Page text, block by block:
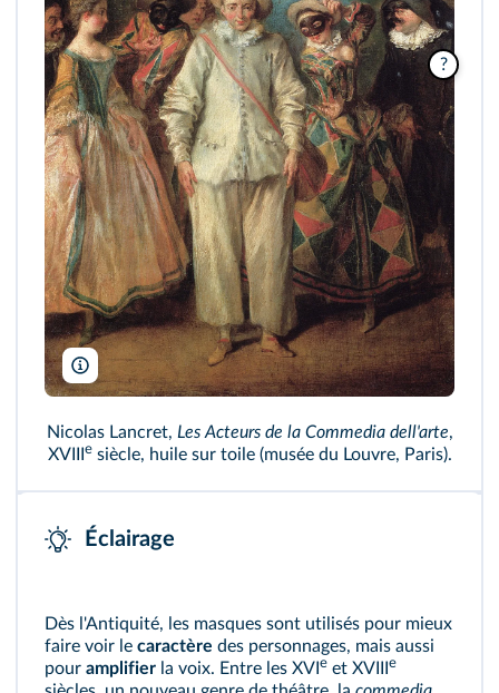
?
Bridgeman
Nicolas Lancret, Les Acteurs de la Commedia dell'arte,
XVIII
esiècle, huile sur toile (musée du Louvre, Paris).
Éclairage
Dès l'Antiquité, les masques sont utilisés pour mieux
faire voir le caractère des personnages, mais aussi
pour amplifier la voix. Entre les XVI e et XVIII e